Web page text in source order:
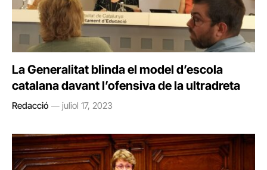
La Generalitat blinda el model d’escola
catalana davant l’ofensiva de la ultradreta
Redacció juliol 17, 2023